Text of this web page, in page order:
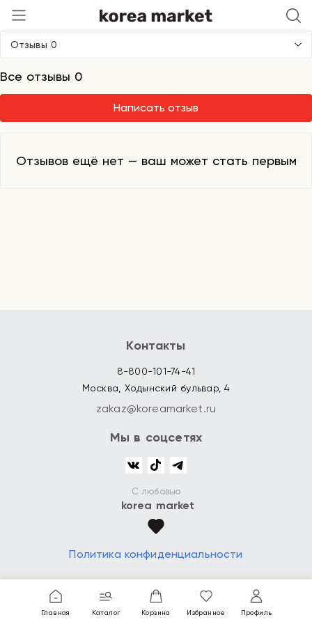
Главная Каталог Корзина Избранное Профиль
Celimax
Отзывы 0
Все отзывы 0
Написать отзыв
Отзывов ещё нет — ваш может стать первым
Контакты
8-800-101-74-41
Москва, Ходынский бульвар, 4
zakaz@koreamarket.ru
Мы в соцсетях
С любовью
korea market
Политика конфиденциальности